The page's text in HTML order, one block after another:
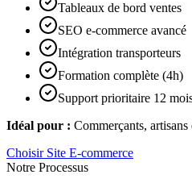
Tableaux de bord ventes
SEO e-commerce avancé
Intégration transporteurs
Formation complète (4h)
Support prioritaire 12
Idéal pour : Commerçants, artisans
Choisir Site E-commerce
Notre Processus